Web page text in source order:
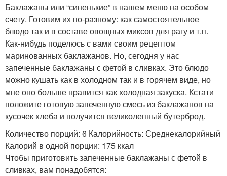
Баклажаны или “синенькие” в нашем меню на особом
счету. Готовим их по-разному: как самостоятельное
блюдо так и в составе овощных миксов для рагу и т.п.
Как-нибудь поделюсь с вами своим рецептом
маринованных баклажанов. Но, сегодня у нас
запеченные баклажаны с фетой в сливках. Это блюдо
можно кушать как в холодном так и в горячем виде, но
мне оно больше нравится как холодная закуска. Кстати
положите готовую запеченную смесь из баклажанов на
кусочек хлеба и получится великолепный бутерброд.
Количество порций: 6 Калорийность: Среднекалорийный
Калорий в одной порции: 175 ккал
Чтобы приготовить запеченные баклажаны с фетой в
сливках, вам понадобятся: